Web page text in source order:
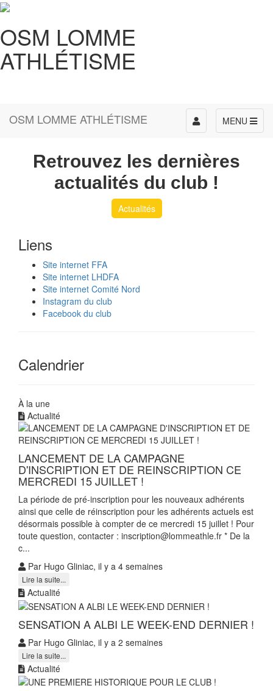
OSM LOMME
ATHLÉTISME
OSM LOMME ATHLÉTISME MENU
Toggle
navigation
Retrouvez les dernières
actualités du club !
Actualités
Liens
Site internet FFA
Site internet LHDFA
Site internet Comité Nord
Instagram du club
Facebook du club
Calendrier
À la une
Actualité
LANCEMENT DE LA CAMPAGNE
D'INSCRIPTION ET DE REINSCRIPTION CE
MERCREDI 15 JUILLET !
La période de pré-inscription pour les nouveaux adhérents
ainsi que celle de réinscription pour les adhérents actuels est
désormais possible à compter de ce mercredi 15 juillet ! Pour
toute question, contacter : inscription@lommeathle.fr * De la
c...
Par Hugo Gliniac, il y a 4 semaines
Lire la suite...
Actualité
SENSATION A ALBI LE WEEK-END DERNIER !
Par Hugo Gliniac, il y a 2 semaines
Lire la suite...
Actualité